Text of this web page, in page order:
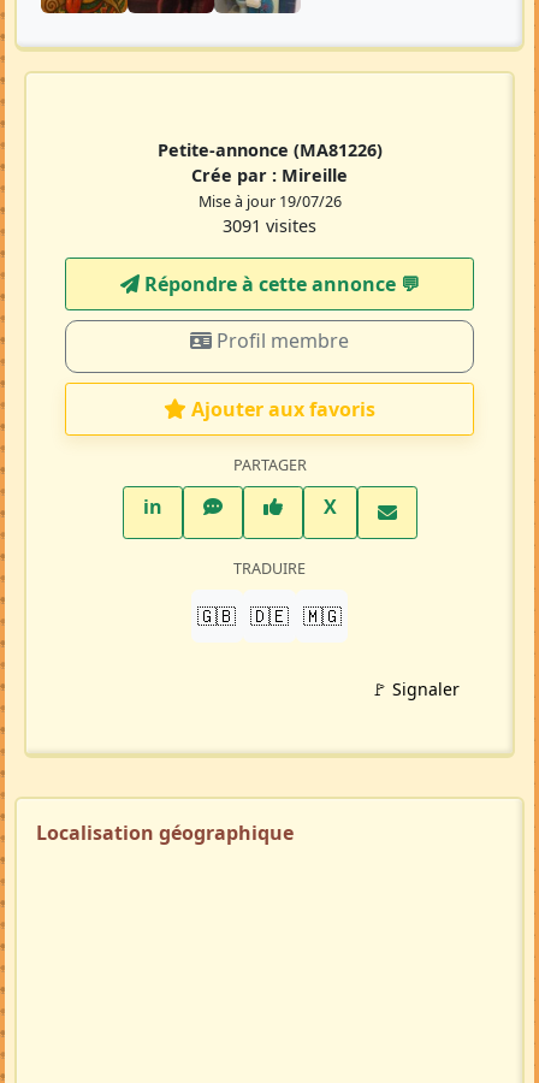
Petite-annonce (MA81226)
Crée par : Mireille
Mise à jour 19/07/26
3091 visites
Répondre à cette annonce 💬​
Profil membre
Ajouter aux favoris
PARTAGER
inLinkedInWhatsAppFacebook
XTwitter X
TRADUIRE
🇬🇧 🇩🇪 🇲🇬
🚩 Signaler
Localisation géographique